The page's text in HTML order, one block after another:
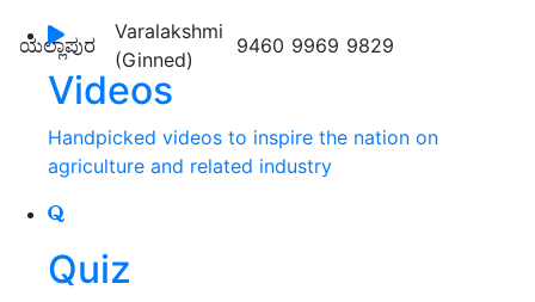
Videos
Handpicked videos to inspire the nation on
agriculture and related industry
Quiz
ಯಲ್ಲಾಪುರ
Varalakshmi
(Ginned)
9460 9969 9829